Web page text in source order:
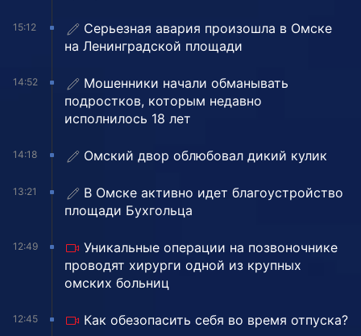
15:12
Серьезная авария произошла в Омске
на Ленинградской площади
14:52
Мошенники начали обманывать
подростков, которым недавно
исполнилось 18 лет
14:18 Омский двор облюбовал дикий кулик
13:21
В Омске активно идет благоустройство
площади Бухгольца
12:49
Уникальные операции на позвоночнике
проводят хирурги одной из крупных
омских больниц
12:45 Как обезопасить себя во время отпуска?